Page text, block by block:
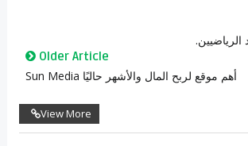
Older Article
أهم موقع لربح المال والأشهر حاليًا Sun Media
View More